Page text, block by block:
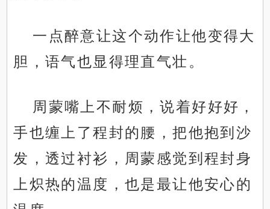
一点醉意让这个动作让他变得大
胆，语气也显得理直气壮。
周蒙嘴上不耐烦，说着好好好，
手也缠上了程封的腰，把他抱到沙
发，透过衬衫，周蒙感觉到程封身
上炽热的温度，也是最让他安心的